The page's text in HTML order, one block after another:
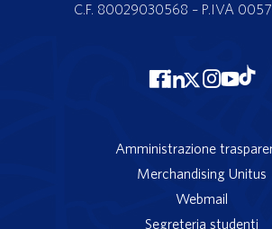
C.F. 80029030568 – P.IVA
Amministrazione
Merchandising Unitus
Webmail
Segreteria studenti